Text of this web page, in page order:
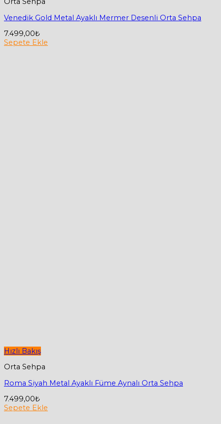
Venedik Gold Metal Ayaklı Mermer Desenli Orta Sehpa
7.499,00₺
Sepete Ekle
Hızlı Bakış
Orta Sehpa
Roma Siyah Metal Ayaklı Füme Aynalı Orta Sehpa
7.499,00₺
Sepete Ekle